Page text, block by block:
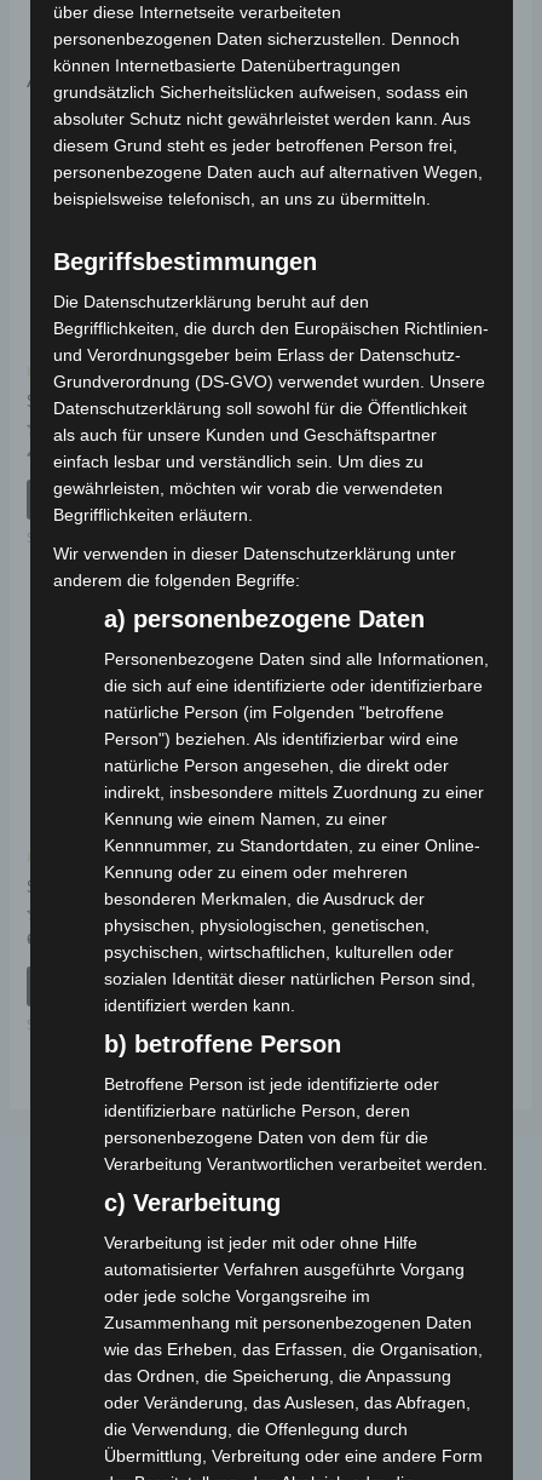
Ähnliche Produkte
Kostenloser Versand
SE-03 LENKER
Bewertet
0
49,00 €
IN DEN WARENKORB
SE-03
SE-03 SITZSTANGE
mit
von
89,00 € *
IN DEN WARENKORB
Kostenloser Versand
SE-03 ANZEIGE
Bewertet
0
69,00
IN DEN WARENKORB
SE-03
Webseite
Cashback-Aktion
Händler werden
Home
über diese Internetseite verarbeiteten
personenbezogenen Daten sicherzustellen. Dennoch
können Internetbasierte Datenübertragungen
grundsätzlich Sicherheitslücken aufweisen, sodass ein
absoluter Schutz nicht gewährleistet werden kann. Aus
diesem Grund steht es jeder betroffenen Person frei,
personenbezogene Daten auch auf alternativen Wegen,
beispielsweise telefonisch, an uns zu übermitteln.
Begriffsbestimmungen
Die Datenschutzerklärung beruht auf den
Begrifflichkeiten, die durch den Europäischen Richtlinien-
und Verordnungsgeber beim Erlass der Datenschutz-
Grundverordnung (DS-GVO) verwendet wurden. Unsere
Datenschutzerklärung soll sowohl für die Öffentlichkeit
als auch für unsere Kunden und Geschäftspartner
einfach lesbar und verständlich sein. Um dies zu
gewährleisten, möchten wir vorab die verwendeten
Begrifflichkeiten erläutern.
Wir verwenden in dieser Datenschutzerklärung unter
anderem die folgenden Begriffe:
a) personenbezogene Daten
Personenbezogene Daten sind alle Informationen,
die sich auf eine identifizierte oder identifizierbare
natürliche Person (im Folgenden "betroffene
Person") beziehen. Als identifizierbar wird eine
natürliche Person angesehen, die direkt oder
indirekt, insbesondere mittels Zuordnung zu einer
Kennung wie einem Namen, zu einer
Kennnummer, zu Standortdaten, zu einer Online-
Kennung oder zu einem oder mehreren
besonderen Merkmalen, die Ausdruck der
physischen, physiologischen, genetischen,
psychischen, wirtschaftlichen, kulturellen oder
sozialen Identität dieser natürlichen Person sind,
identifiziert werden kann.
b) betroffene Person
Betroffene Person ist jede identifizierte oder
identifizierbare natürliche Person, deren
personenbezogene Daten von dem für die
Verarbeitung Verantwortlichen verarbeitet werden.
c) Verarbeitung
Verarbeitung ist jeder mit oder ohne Hilfe
automatisierter Verfahren ausgeführte Vorgang
oder jede solche Vorgangsreihe im
Zusammenhang mit personenbezogenen Daten
wie das Erheben, das Erfassen, die Organisation,
das Ordnen, die Speicherung, die Anpassung
oder Veränderung, das Auslesen, das Abfragen,
die Verwendung, die Offenlegung durch
Übermittlung, Verbreitung oder eine andere Form